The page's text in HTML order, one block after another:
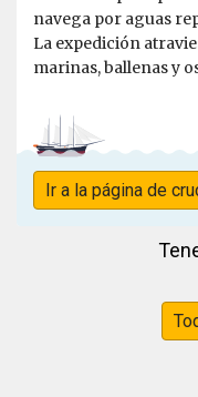
navega por aguas
La expedición
marinas, ballenas y
Ir a la página de